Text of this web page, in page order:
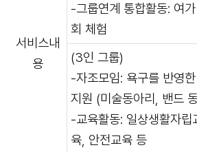
서비스내
용
-그룹연계 통합활동: 여
회 체험
(3인 그룹)
-자조모임: 욕구를 반영
지원 (미술동아리, 밴드
-교육활동: 일상생활자
육, 안전교육 등